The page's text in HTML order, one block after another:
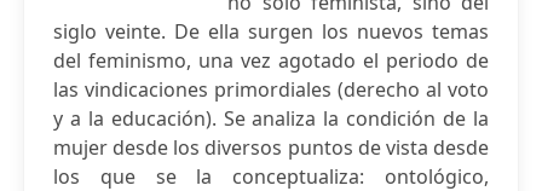
siglo veinte. De ella surgen los nuevos temas
del feminismo, una vez agotado el periodo de
las vindicaciones primordiales (derecho al voto
y a la educación). Se analiza la condición de la
mujer desde los diversos puntos de vista desde
los que se la conceptualiza: ontológico,